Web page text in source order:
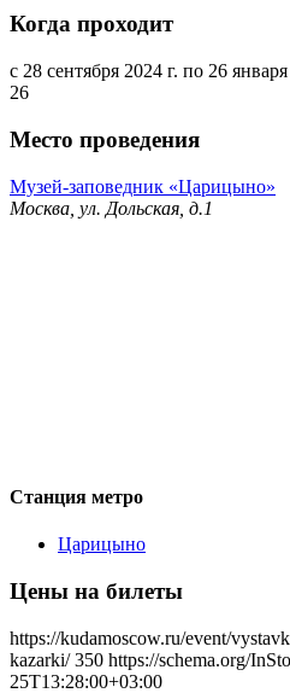
Когда проходит
с 28 сентября 2024 г. по 26 января
26
Место проведения
Музей-заповедник «Царицыно»
Москва, ул. Дольская, д.1
Станция метро
Царицыно
Цены на билеты
https://kudamoscow.ru/event/
kazarki/ 350 https://schema.org/
25T13:28:00+03:00